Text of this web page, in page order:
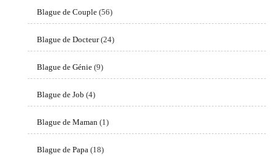
Blague de Couple (56)
Blague de Docteur(24)
Blague de Génie (9)
Blague de Job (4)
Blague de Maman (1)
Blague de Papa (18)